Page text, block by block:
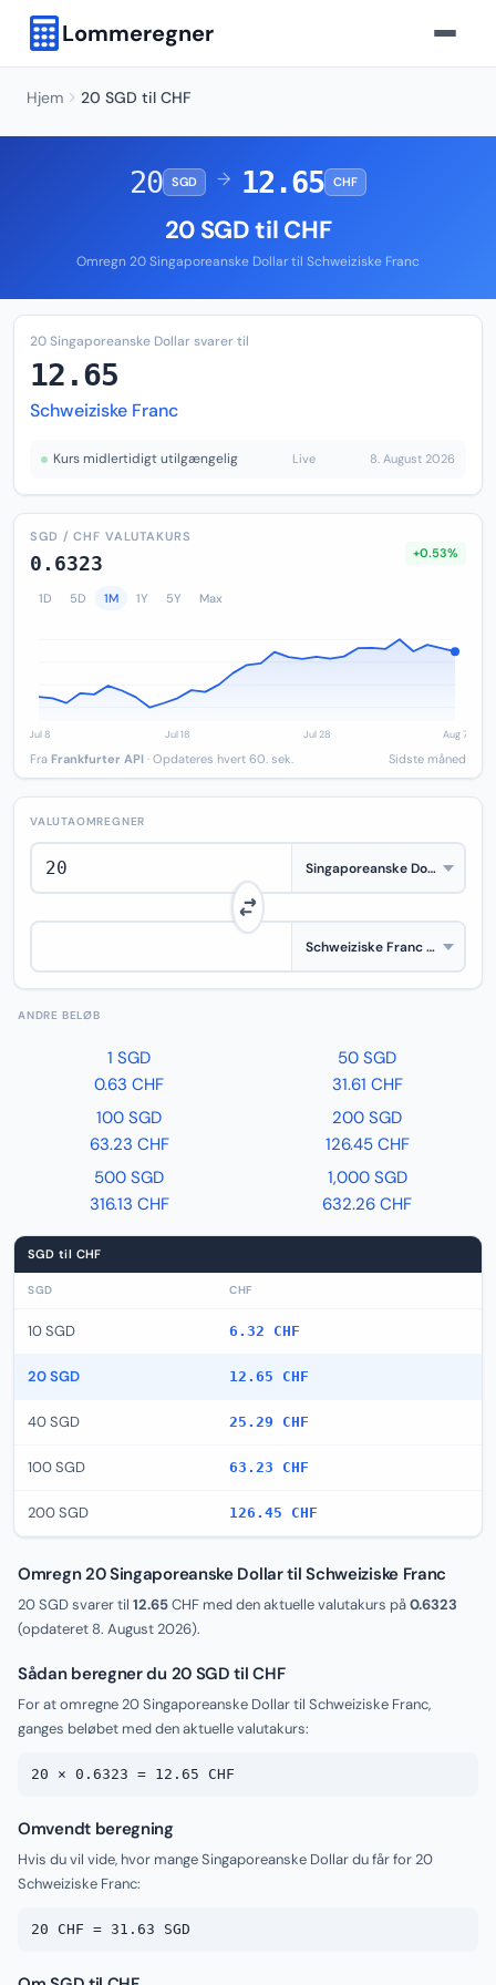
Lommeregner
Hjem 20 SGD til CHF
20 SGD → 12.65 CHF
20 SGD til CHF
Omregn 20 Singaporeanske Dollar til Schweiziske Franc
20 Singaporeanske Dollar svarer til
12.65
Schweiziske Franc
Kurs midlertidigt utilgængelig Live 8. August 2026
SGD / CHF VALUTAKURS
0.6323 +0.53%
1D 5D 1M 1Y 5Y Max
Fra Frankfurter API · Opdateres hvert 60. sek. Sidste måned
VALUTAOMREGNER
ANDRE BELØB
1 SGD
0.63 CHF
50 SGD
31.61 CHF
100 SGD
63.23 CHF
200 SGD
126.45 CHF
500 SGD
316.13 CHF
1,000 SGD
632.26 CHF
SGD til CHF
SGD CHF
10 SGD 6.32 CHF
20 SGD 12.65 CHF
40 SGD 25.29 CHF
100 SGD 63.23 CHF
200 SGD 126.45 CHF
Omregn 20 Singaporeanske Dollar til Schweiziske Franc
20 SGD svarer til 12.65CHF med den aktuelle valutakurs på0.6323
(opdateret 8. August 2026).
Sådan beregner du 20 SGD til CHF
For at omregne 20 Singaporeanske Dollar til Schweiziske Franc,
ganges beløbet med den aktuelle valutakurs:
20 × 0.6323 = 12.65 CHF
Omvendt beregning
Hvis du vil vide, hvor mange Singaporeanske Dollar du får for 20
Schweiziske Franc:
20 CHF = 31.63 SGD